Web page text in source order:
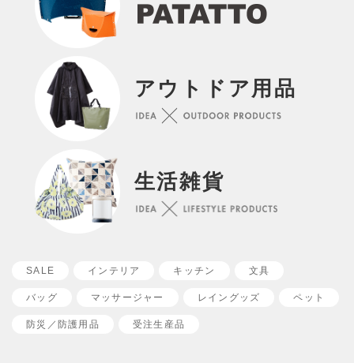
アウトドア用品
生活雑貨
SALE インテリア キッチン 文具
バッグ マッサージャー レイングッズ ペット
防災／ 防護用品 受注生産品